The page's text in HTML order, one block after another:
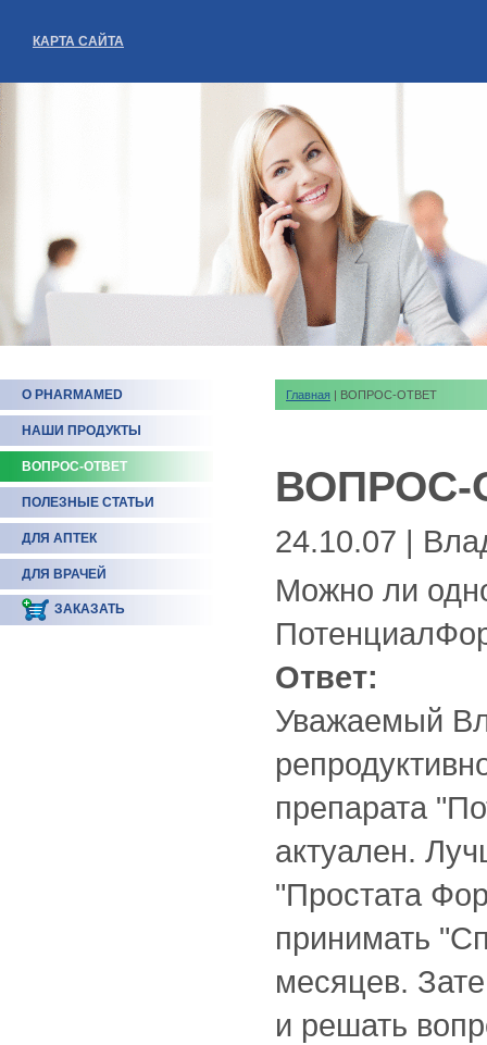
КАРТА САЙТА
О PHARMAMED
НАШИ ПРОДУКТЫ
ВОПРОС-ОТВЕТ
ПОЛЕЗНЫЕ СТАТЬИ
ДЛЯ АПТЕК
ДЛЯ ВРАЧЕЙ
ЗАКАЗАТЬ
Главная | ВОПРОС-ОТВЕТ
ВОПРОС-
24.10.07 |
Можно ли
Ответ:
Уважаемый
препарата
актуален.
"Простата
принимать
месяцев.
и решать